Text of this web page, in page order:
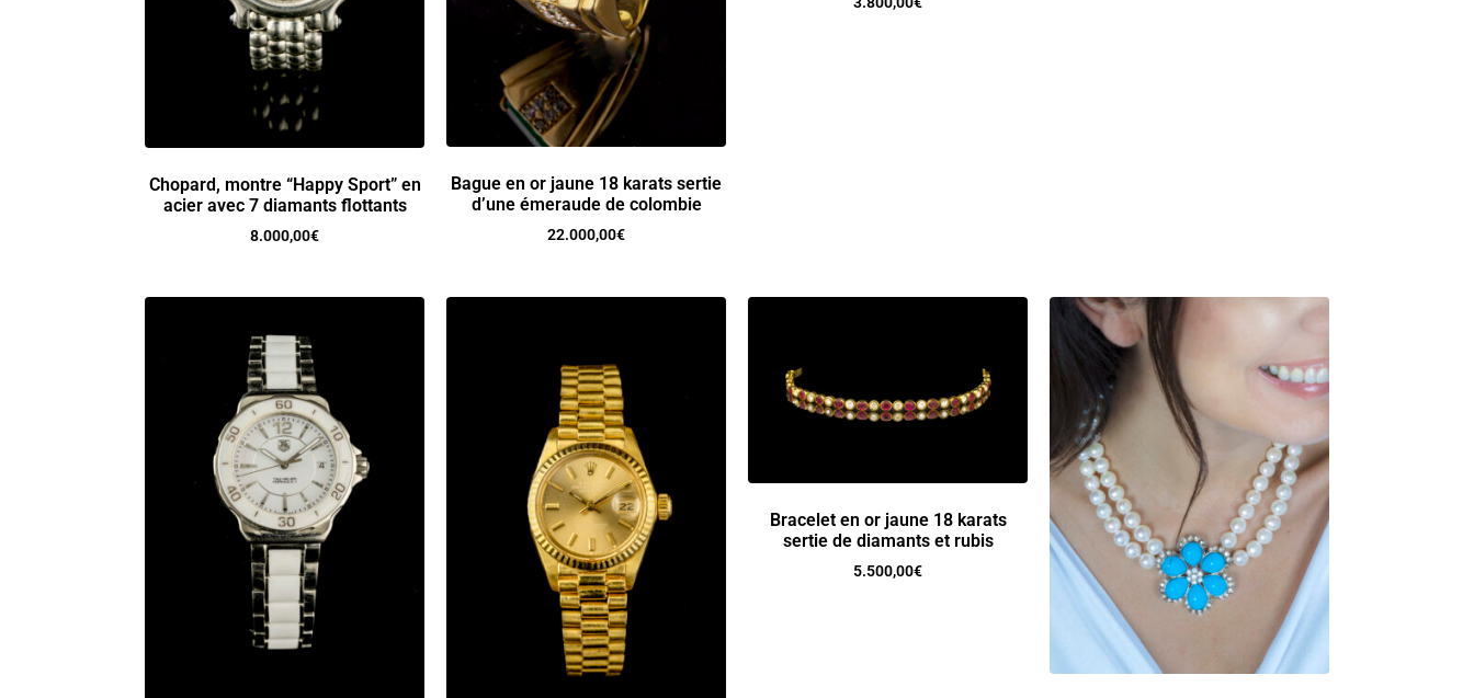
Chopard, montre “Happy Sport” en
acier avec 7 diamants flottants
8.000,00€
Bague en or jaune 18 karats sertie
d’une émeraude de colombie
22.000,00€
Bracelet en or jaune 18 karats
sertie de diamants et rubis
5.500,00€